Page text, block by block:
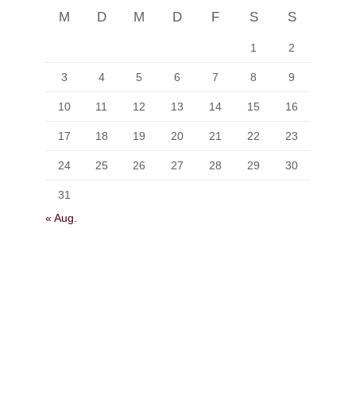
M D M D F S S
1 2
3 4 5 6 7 8 9
10 11 12 13 14 15 16
17 18 19 20 21 22 23
24 25 26 27 28 29 30
31
« Aug.